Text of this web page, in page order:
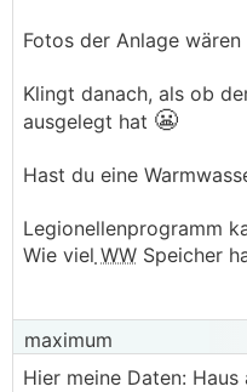
Fotos der Anlage
Klingt danach, als ob
ausgelegt hat 😬
Hast du eine
Legionellenprogramm
Wie viel WW Speicher
maximum
Hier meine Daten: